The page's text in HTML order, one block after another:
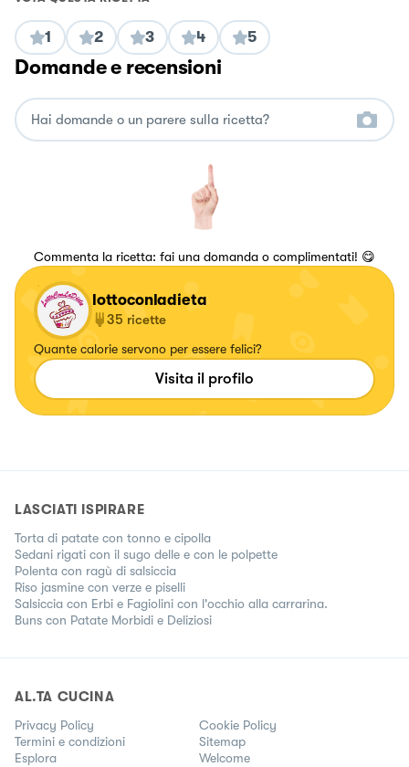
1 2 3 4 5
Domande e recensioni
Commenta la ricetta: fai una domanda o complimentati! 😋
lottoconladieta
35 ricette
Quante calorie servono per essere felici?
Visita il profilo
LASCIATI ISPIRARE
Torta di patate con tonno e cipolla
Sedani rigati con il sugo delle e con le polpette
Polenta con ragù di salsiccia
Riso jasmine con verze e piselli
Salsiccia con Erbi e Fagiolini con l'occhio alla carrarina.
Buns con Patate Morbidi e Deliziosi
AL.TA CUCINA
Privacy Policy
Cookie Policy
Termini e condizioni
Sitemap
Esplora
Welcome